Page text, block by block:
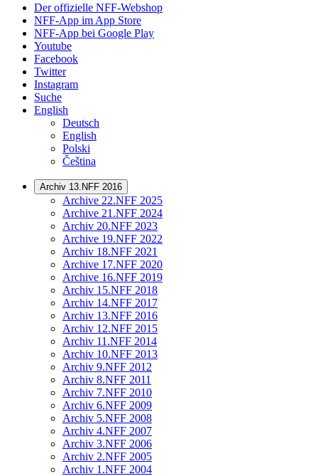
Der offizielle NFF-Webshop
NFF-App im App Store
NFF-App bei Google Play
Youtube
Facebook
Twitter
Instagram
Suche
English
Deutsch
English
Polski
Čeština
Archiv 13.NFF 2016
Archive 22.NFF 2025
Archive 21.NFF 2024
Archiv 20.NFF 2023
Archive 19.NFF 2022
Archiv 18.NFF 2021
Archive 17.NFF 2020
Archive 16.NFF 2019
Archiv 15.NFF 2018
Archiv 14.NFF 2017
Archiv 13.NFF 2016
Archiv 12.NFF 2015
Archiv 11.NFF 2014
Archiv 10.NFF 2013
Archiv 9.NFF 2012
Archiv 8.NFF 2011
Archiv 7.NFF 2010
Archiv 6.NFF 2009
Archiv 5.NFF 2008
Archiv 4.NFF 2007
Archiv 3.NFF 2006
Archiv 2.NFF 2005
Archiv 1.NFF 2004